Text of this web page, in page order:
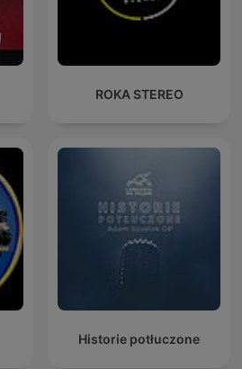
ROKA STEREO
Historie potłuczone